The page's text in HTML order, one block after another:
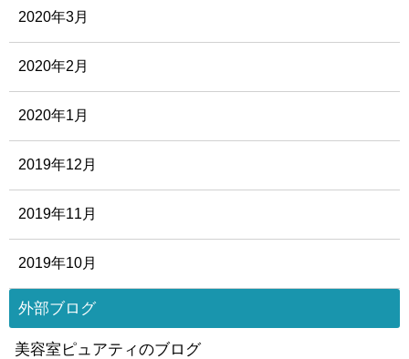
2020年3月
2020年2月
2020年1月
2019年12月
2019年11月
2019年10月
外部ブログ
美容室ピュアティのブログ